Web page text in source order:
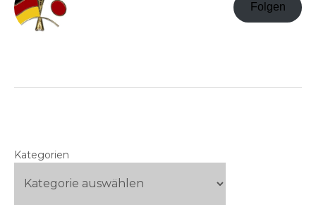
Folgen
Kategorien